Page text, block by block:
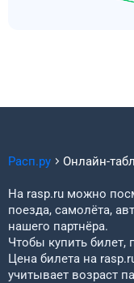
Расп.ру Онлайн-
На rasp.ru можно
поезда, самолёта,
нашего партнёра.
Чтобы купить билет,
Цена билета на
учитывает возраст